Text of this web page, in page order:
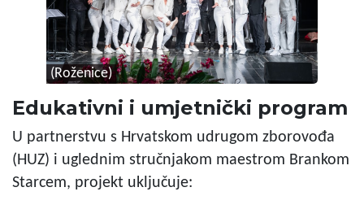
(Roženice)
Edukativni i umjetnički program
U partnerstvu s Hrvatskom udrugom zborovođa
(HUZ) i uglednim stručnjakom maestrom Brankom
Starcem, projekt uključuje: